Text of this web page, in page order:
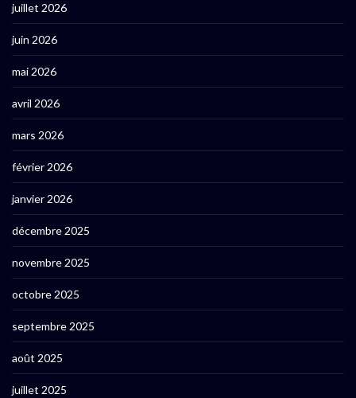
juillet 2026
juin 2026
mai 2026
avril 2026
mars 2026
février 2026
janvier 2026
décembre 2025
novembre 2025
octobre 2025
septembre 2025
août 2025
juillet 2025